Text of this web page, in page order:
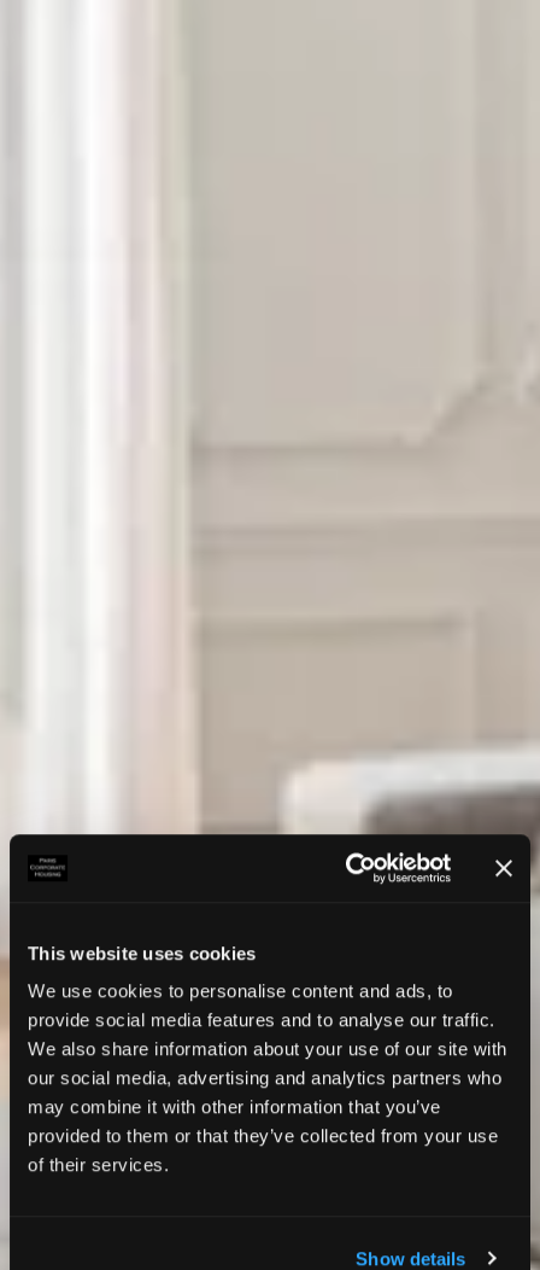
This website uses cookies
We use cookies to personalise content and ads, to
provide social media features and to analyse our traffic.
We also share information about your use of our site with
our social media, advertising and analytics partners who
may combine it with other information that you’ve
provided to them or that they’ve collected from your use
of their services.
Show details